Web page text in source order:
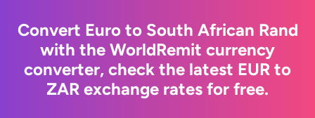
Convert Euro to South African Rand
with the WorldRemit currency
converter, check the latest EUR to
ZAR exchange rates for free.